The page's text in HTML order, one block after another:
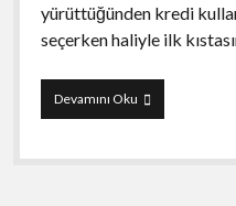
yürüttüğünden kredi
seçerken haliyle ilk
Devamını OkuiKredi